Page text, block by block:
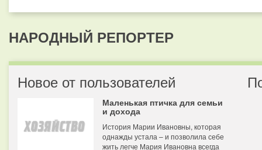
НАРОДНЫЙ РЕПОРТЕР
Новое от пользователей
Маленькая птичка для семьи
и дохода
История Марии Ивановны, которая
однажды устала – и позволила себе
жить легче Мария Ивановна всегда